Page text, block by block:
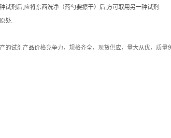
剂后,应将东西洗净（药勺要擦干）后,方可取用另一种试剂.
处.
试剂产品价格竞争力，规格齐全，现货供应，量大从优，质量